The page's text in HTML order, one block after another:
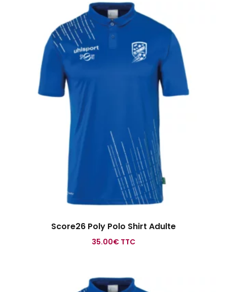
Score26 Poly Polo Shirt Adulte
35.00€ TTC